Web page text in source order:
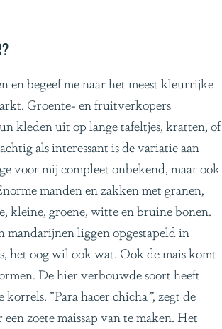
en begeef me naar het meest kleurrijke
Groente- en fruitverkopers
kleden uit op lange tafeltjes, kratten, of
als interessant is de variatie aan
voor mij compleet onbekend, maar ook
manden en zakken met granen,
kleine, groene, witte en bruine bonen.
mandarijnen liggen opgestapeld in
het oog wil ook wat. Ook de mais komt
De hier verbouwde soort heeft
”Para hacer chicha”, zegt de
zoete maissap van te maken. Het